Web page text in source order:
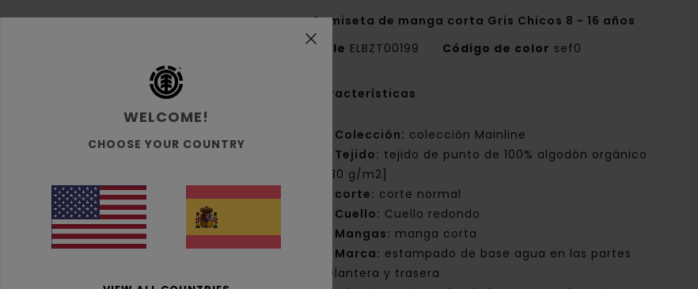
Camiseta de manga corta Gris Chicos 8 - 16 años
Style ELBZT00199 Código de color sef0
Características
Colección: colección Mainline
Tejido: tejido de punto de 100% algodón orgánico
[180 g/m2]
corte: corte normal
Cuello: Cuello redondo
Mangas: manga corta
Marca: estampado de base agua en las partes
delantera y trasera
WELCOME!
CHOOSE YOUR COUNTRY